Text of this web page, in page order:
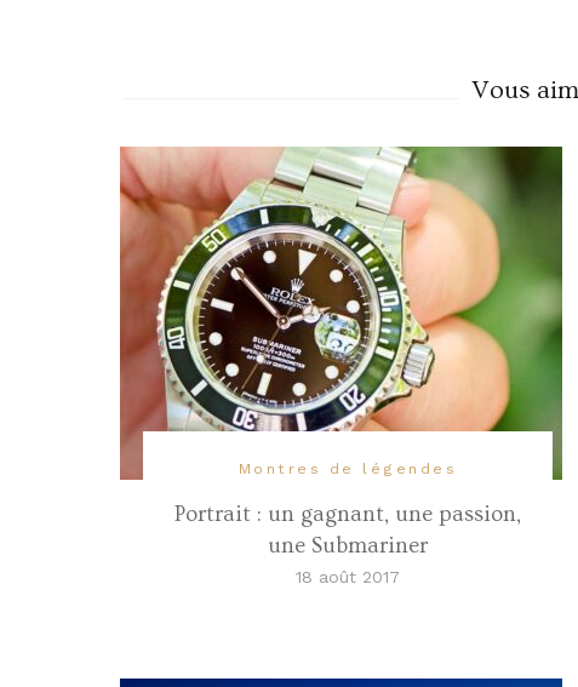
Vous
Montres de légendes
Portrait : un gagnant, une passion,
une Submariner
18 août 2017